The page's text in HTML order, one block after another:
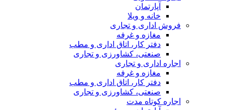
آپارتمان
خانه و ویلا
فروش اداری و تجاری
مغازه و غرفه
دفتر کار، اتاق اداری و مطب
صنعتی،‌ کشاورزی و تجاری
اجاره اداری و تجاری
مغازه و غرفه
دفتر کار، اتاق اداری و مطب
صنعتی،‌ کشاورزی و تجاری
اجاره کوتاه مدت